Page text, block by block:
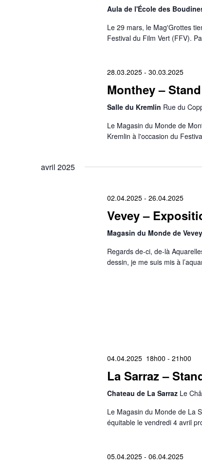
Aula de l'École des
Le 29 mars, le Mag'Grottes
Festival du Film Vert (FFV).
28.03.2025- 30.03.2025
Monthey –
Salle du Kremlin Rue du
Le Magasin du Monde de
Kremlin à l'occasion du
avril 2025
02.04.2025- 26.04.2025
Vevey –
Magasin du Monde de Vevey
Regards de-ci, de-là
dessin, je me suis mis à
04.04.2025 18h00 - 21h00
La Sarraz –
Chateau de La Sarraz Le
Le Magasin du Monde de La
équitable le vendredi 4 avril
05.04.2025- 06.04.2025